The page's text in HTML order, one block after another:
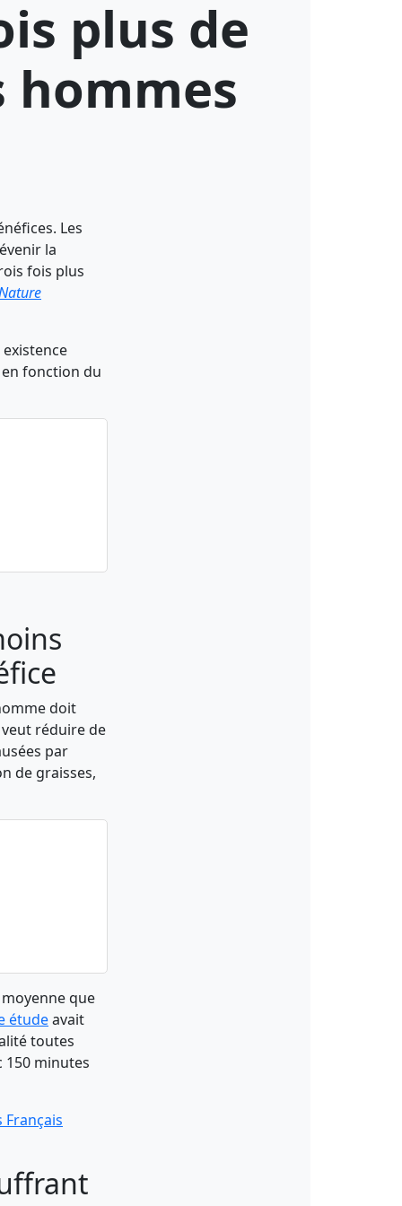
plus de
hommes
Les
la
fois plus
fonction du
doit
réduire de
par
de graisses,
que
étudeavait
toutes
150 minutes
Français